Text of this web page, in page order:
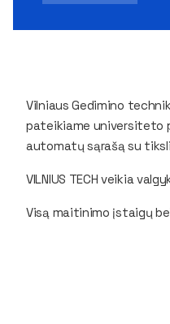
Vilniaus Gedimino
pateikiame universiteto
automatų sąrašą su
VILNIUS TECH veikia
Visą maitinimo įstaigų